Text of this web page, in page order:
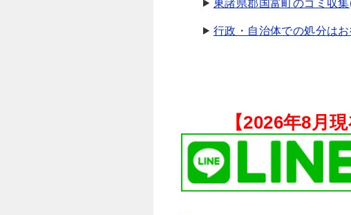
東諸県郡国富町のゴミ収
行政・自治体での処分はお
【2026年8月現